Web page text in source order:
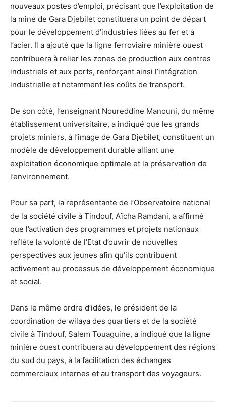
nouveaux postes d’emploi, précisant que l’exploitation de
la mine de Gara Djebilet constituera un point de départ
pour le développement d’industries liées au fer et à
l’acier. Il a ajouté que la ligne ferroviaire minière ouest
contribuera à relier les zones de production aux centres
industriels et aux ports, renforçant ainsi l’intégration
industrielle et notamment les coûts de transport.
De son côté, l’enseignant Noureddine Manouni, du même
établissement universitaire, a indiqué que les grands
projets miniers, à l’image de Gara Djebilet, constituent un
modèle de développement durable alliant une
exploitation économique optimale et la préservation de
l’environnement.
Pour sa part, la représentante de l’Observatoire national
de la société civile à Tindouf, Aïcha Ramdani, a affirmé
que l’activation des programmes et projets nationaux
reflète la volonté de l’Etat d’ouvrir de nouvelles
perspectives aux jeunes afin qu’ils contribuent
activement au processus de développement économique
et social.
Dans le même ordre d’idées, le président de la
coordination de wilaya des quartiers et de la société
civile à Tindouf, Salem Touaguine, a indiqué que la ligne
minière ouest contribuera au développement des régions
du sud du pays, à la facilitation des échanges
commerciaux internes et au transport des voyageurs.